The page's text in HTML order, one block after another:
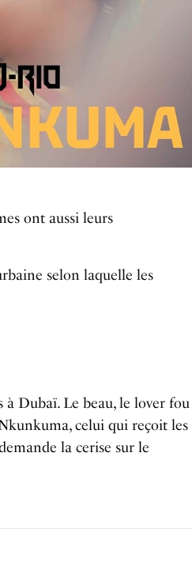
ont aussi leurs
selon laquelle les
à Dubaï. Le beau, le lover fou
celui qui reçoit les
la cerise sur le